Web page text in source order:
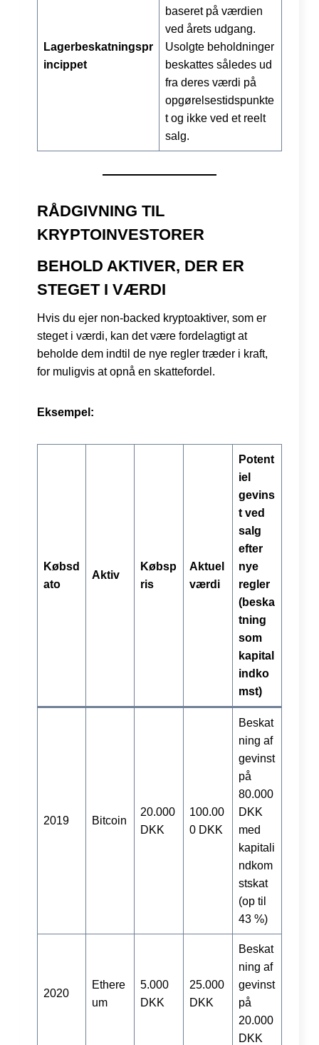
Lagerbeskatningspr
incippet
baseret på værdien
ved årets udgang.
Usolgte beholdninger
beskattes således ud
fra deres værdi på
opgørelsestidspunkte
t og ikke ved et reelt
salg.
RÅDGIVNING TIL
KRYPTOINVESTORER
BEHOLD AKTIVER, DER ER
STEGET I VÆRDI
Hvis du ejer non-backed kryptoaktiver, som er
steget i værdi, kan det være fordelagtigt at
beholde dem indtil de nye regler træder i kraft,
for muligvis at opnå en skattefordel.
Eksempel:
Købsd
ato
Aktiv
Købsp
ris
Aktuel
værdi
Potent
iel
gevins
t ved
salg
efter
nye
regler
(beska
tning
som
kapital
indko
mst)
2019 Bitcoin
20.000
DKK
100.00
0 DKK
Beskat
ning af
gevinst
på
80.000
DKK
med
kapitali
ndkom
stskat
(op til
43 %)
2020
Ethere
um
5.000
DKK
25.000
DKK
Beskat
ning af
gevinst
på
20.000
DKK